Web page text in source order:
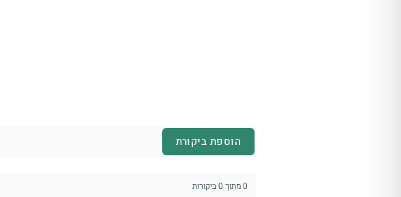
הוספת ביקורת
0 מתוך 0 ביקורות